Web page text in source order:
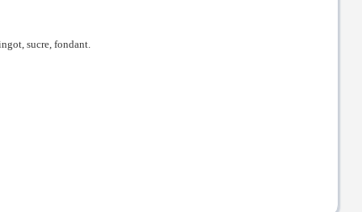
sucre, fondant.